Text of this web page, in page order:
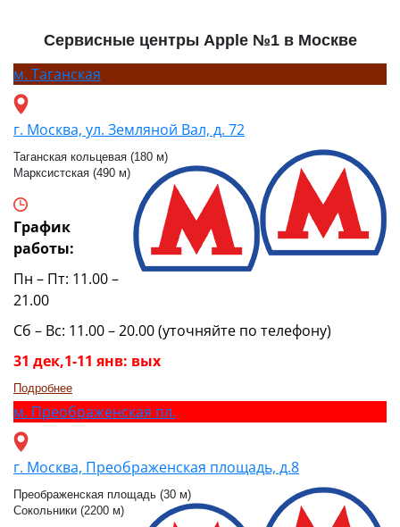
Сервисные центры Apple №1 в Москве
м. Таганская
г. Москва, ул. Земляной Вал, д. 72
Таганская кольцевая (180 м)
Марксистская (490 м)
График
работы:
Пн – Пт: 11.00 –
21.00
Сб – Вс: 11.00 – 20.00 (уточняйте по телефону)
31 дек,1-11 янв: вых
Подробнее
м. Преображенская пл.
г. Москва, Преображенская площадь, д.8
Преображенская площадь (30 м)
Сокольники (2200 м)